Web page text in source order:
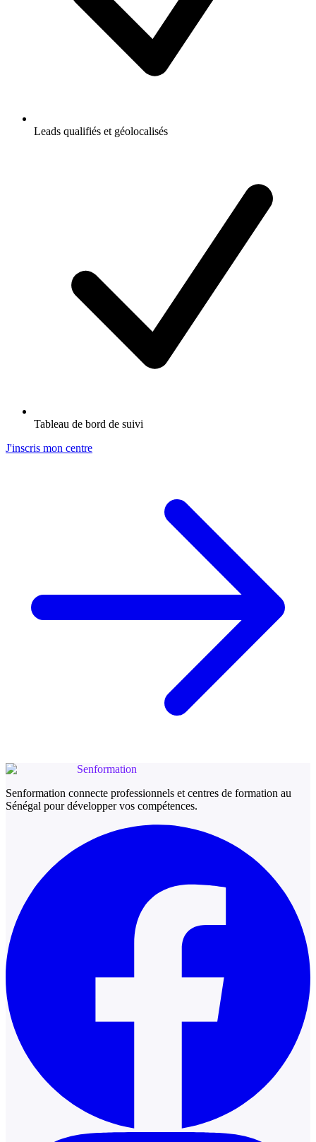
Leads qualifiés et géolocalisés
Tableau de bord de suivi
J'inscris mon centre
Senformation
Senformation connecte professionnels et centres de formation au
Sénégal pour développer vos compétences.